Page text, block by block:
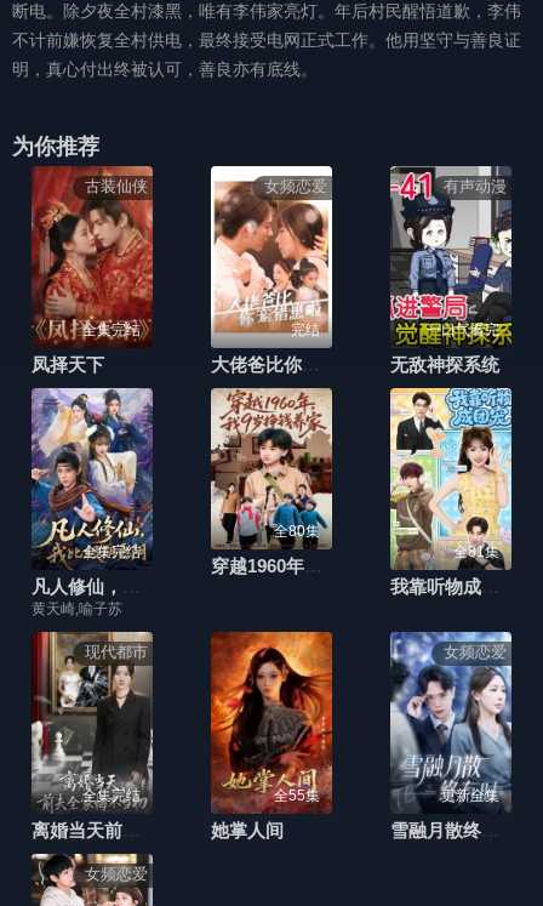
断电。除夕夜全村漆黑，唯有李伟家亮灯。年后村民醒悟道歉，李伟
不计前嫌恢复全村供电，最终接受电网正式工作。他用坚守与善良证
明，真心付出终被认可，善良亦有底线。
为你推荐
古装仙侠
全集完结
凤择天下
女频恋爱
完结
大佬爸比你宠错崽啦
有声动漫
一口气看完
无敌神探系统
全集完结
凡人修仙，我比极阴更阴
黄天崎,喻子苏
全80集
穿越1960年，我9岁挣钱养家
全81集
我靠听物成团宠
现代都市
全集完结
离婚当天前夫全家悔不当初(我自光芒万丈)
全55集
她掌人间
女频恋爱
更新全集
雪融月散终有时
女频恋爱